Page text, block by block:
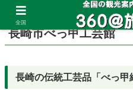
ホーム 長崎県 長崎山
長崎市べっ甲工芸館
長崎の伝統工芸品「べっ
全国